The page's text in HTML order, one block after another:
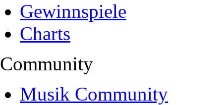
Gewinnspiele
Charts
Community
Musik Community